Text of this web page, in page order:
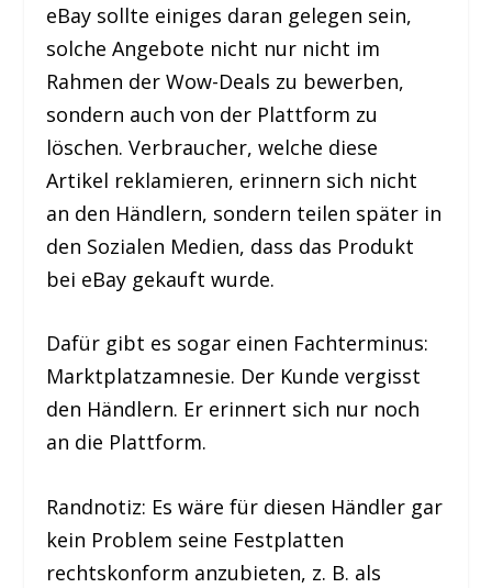
eBay sollte einiges daran gelegen sein,
solche Angebote nicht nur nicht im
Rahmen der Wow-Deals zu bewerben,
sondern auch von der Plattform zu
löschen. Verbraucher, welche diese
Artikel reklamieren, erinnern sich nicht
an den Händlern, sondern teilen später in
den Sozialen Medien, dass das Produkt
bei eBay gekauft wurde.
Dafür gibt es sogar einen Fachterminus:
Marktplatzamnesie. Der Kunde vergisst
den Händlern. Er erinnert sich nur noch
an die Plattform.
Randnotiz: Es wäre für diesen Händler gar
kein Problem seine Festplatten
rechtskonform anzubieten, z. B. als